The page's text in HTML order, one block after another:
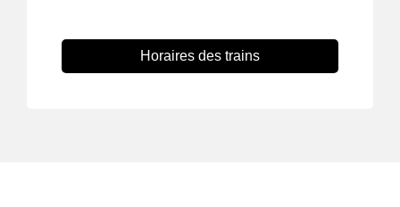
Horaires des trains